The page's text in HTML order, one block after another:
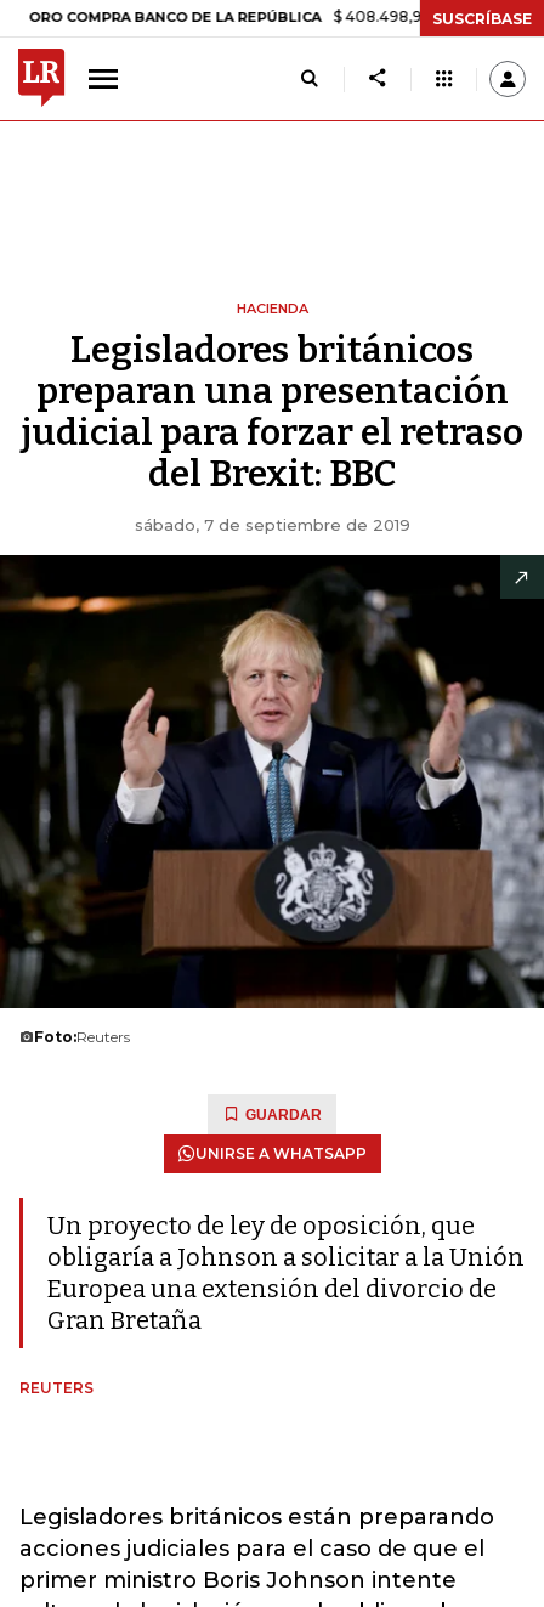
BANCO DE LA REPÚBLICA $ 408.498,97 +$ 8.753,81 +2,19%
SUSCRÍBASE
HACIENDA
Legisladores británicos
preparan una presentación
judicial para forzar el retraso
del Brexit: BBC
sábado, 7 de septiembre de 2019
Foto:Reuters
GUARDAR
UNIRSE A WHATSAPP
Un proyecto de ley de oposición, que
obligaría a Johnson a solicitar a la Unión
Europea una extensión del divorcio de
Gran Bretaña
REUTERS
Legisladores británicos están preparando
acciones judiciales para el caso de que el
primer ministro Boris Johnson intente